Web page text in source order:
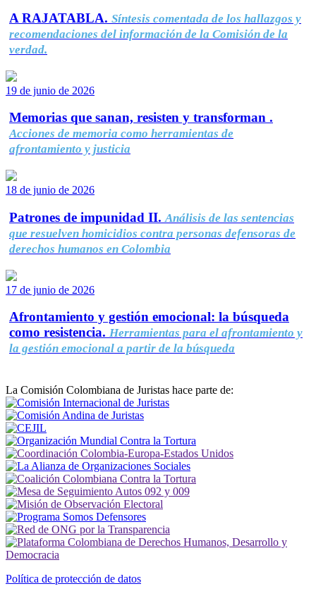
A RAJATABLA. Síntesis comentada de los hallazgos y
recomendaciones del información de la Comisión de la
verdad.
19 de junio de 2026
Memorias que sanan, resisten y transforman .
Acciones de memoria como herramientas de
afrontamiento y justicia
18 de junio de 2026
Patrones de impunidad II. Análisis de las sentencias
que resuelven homicidios contra personas defensoras de
derechos humanos en Colombia
17 de junio de 2026
Afrontamiento y gestión emocional: la búsqueda
como resistencia. Herramientas para el afrontamiento y
la gestión emocional a partir de la búsqueda
La Comisión Colombiana de Juristas hace parte de:
Política de protección de datos